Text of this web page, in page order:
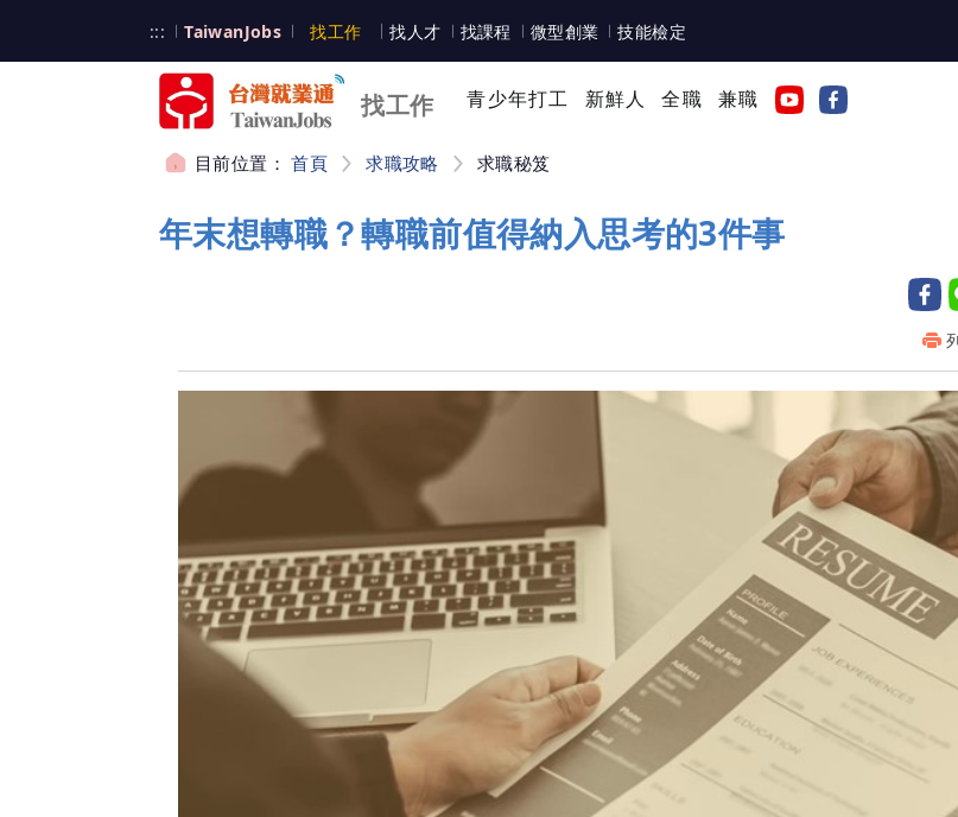
::: TaiwanJobs 台灣就業通
找工作 台灣就業通
找人才 找課程 微型創業 技能檢定
找工作 青少年打工 新鮮人 全職 兼職
目前位置：首頁 求職攻略 求職秘笈
年末想轉職？轉職前值得納入思考的3件事